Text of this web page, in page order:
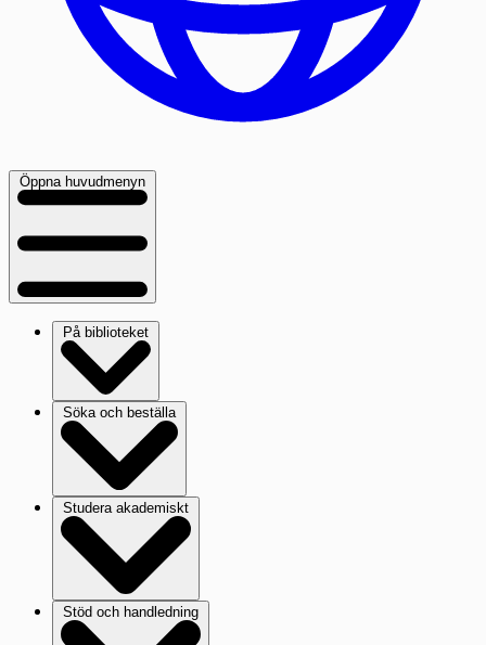
Öppna huvudmenyn
På biblioteket
Söka och beställa
Studera akademiskt
Stöd och handledning